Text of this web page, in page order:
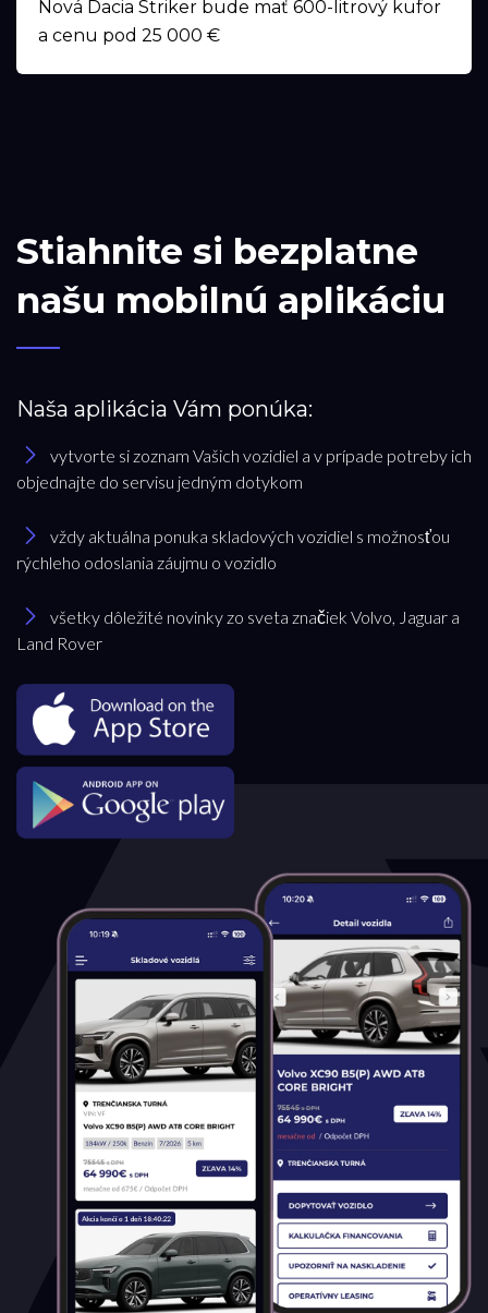
Nová Dacia Striker bude mať 600-litrový kufor
a cenu pod 25 000 €
Stiahnite si bezplatne
našu mobilnú aplikáciu
Naša aplikácia Vám ponúka:
vytvorte si zoznam Vašich vozidiel a v prípade potreby ich
objednajte do servisu jedným dotykom
vždy aktuálna ponuka skladových vozidiel s možnosťou
rýchleho odoslania záujmu o vozidlo
všetky dôležité novinky zo sveta značiek Volvo, Jaguar a
Land Rover